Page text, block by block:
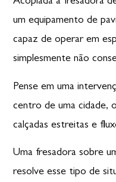
um equipamento de
capaz de operar em
simplesmente não
Pense em uma
centro de uma cidade,
calçadas estreitas e
Uma fresadora sobre
resolve esse tipo de